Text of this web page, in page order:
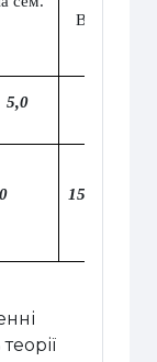
Всього
5,0
150